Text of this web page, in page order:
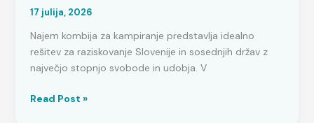
17 julija, 2026
Najem kombija za kampiranje predstavlja idealno
rešitev za raziskovanje Slovenije in sosednjih držav z
največjo stopnjo svobode in udobja. V
Najem
Read Post »